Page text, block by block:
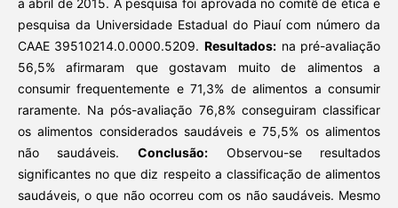
a abril de 2015. A pesquisa foi aprovada no comitê de ética e
pesquisa da Universidade Estadual do Piauí com número da
CAAE 39510214.0.0000.5209. Resultados: na pré-avaliação
56,5% afirmaram que gostavam muito de alimentos a
consumir frequentemente e 71,3% de alimentos a consumir
raramente. Na pós-avaliação 76,8% conseguiram classificar
os alimentos considerados saudáveis e 75,5% os alimentos
não saudáveis. Conclusão: Observou-se resultados
significantes no que diz respeito a classificação de alimentos
saudáveis, o que não ocorreu com os não saudáveis. Mesmo